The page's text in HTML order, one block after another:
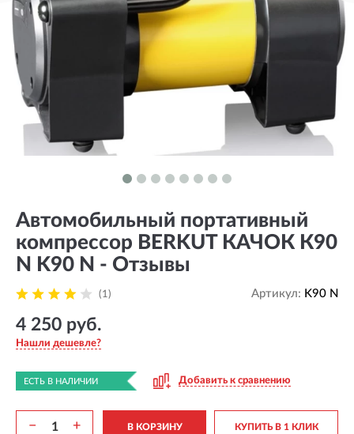
Автомобильный портативный
компрессор BERKUT КАЧОК К90
N K90 N - Отзывы
(1) Артикул: K90 N
4 250 руб.
Нашли дешевле?
ЕСТЬ В НАЛИЧИИ Добавить к сравнению
− + В КОРЗИНУ КУПИТЬ В 1 КЛИК